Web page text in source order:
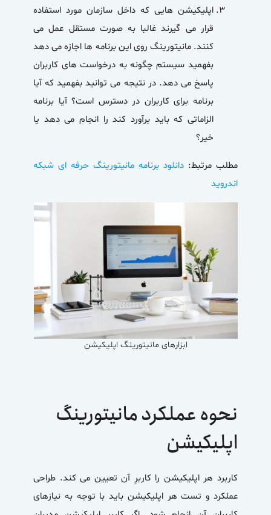
اپلیکیشن هایی که داخل سازمان مورد استفاده
قرار می گیرند غالبا به صورت مستقل عمل می
کنند. مانیتورینگ روی این برنامه ها اجازه می دهد
بفهمید سیستم چگونه به درخواست های کاربران
پاسخ می دهد. در نتیجه می توانید بفهمید که آیا
برنامه برای کاربران در دسترس است؟ آیا برنامه
الزاماتی که باید برآورد کند را انجام می دهد یا
خیر؟
مطلب مرتبط:دانلود برنامه مانیتورینگ حرفه ای شبکه
اندروید
ابزارهای مانیتورینگ اپلیکیشن
نحوه عملکرد مانیتورینگ
اپلیکیشن
کاربرد هر اپلیکیشن را کاربرِ آن تعیین می کند. طراحی
عملکرد و تست هر اپلیکیشن باید با توجه به نیازهای